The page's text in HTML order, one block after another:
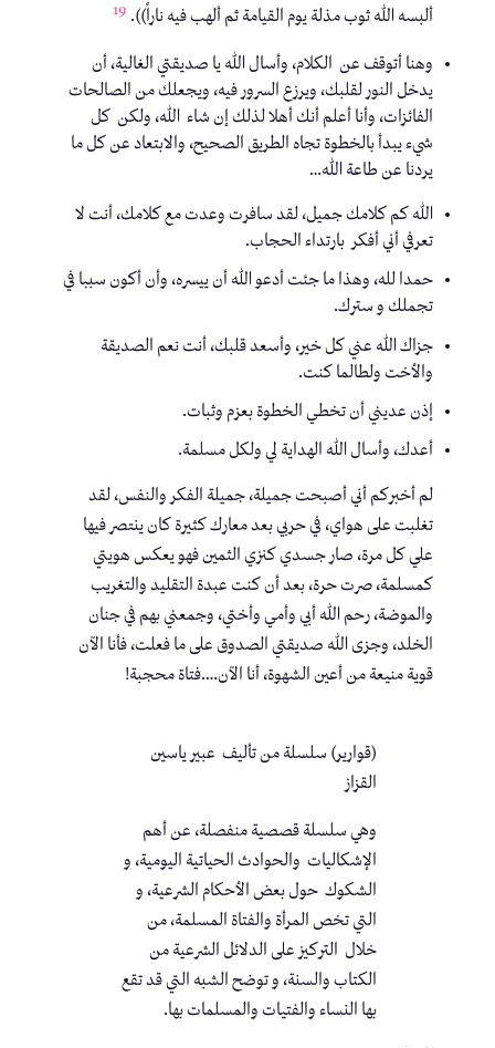
ألبسه الله ثوب مذلة يوم القيامة ثم ألهب فيه ناراً)). 19
وهنا أتوقف عن الكلام، وأسال الله يا صديقتي الغالية، أن
يدخل النور لقلبك، ويرزع السرور فيه، ويجعلك من الصالحات
الفائزات، وأنا أعلم أنك أهلا لذلك إن شاء الله، ولكن كل
شيء يبدأ بالخطوة تجاه الطريق الصحيح، والابتعاد عن كل ما
يردنا عن طاعة الله…
الله كم كلامك جميل، لقد سافرت وعدت مع كلامك، أنت لا
تعرفي أني أفكر بارتداء الحجاب.
حمدا لله، وهذا ما جئت أدعو الله أن ييسره، وأن أكون سببا في
تجملك و سترك.
جزاك الله عني كل خير، وأسعد قلبك، أنت نعم الصديقة
والأخت ولطالما كنت.
إذن عديني أن تخطي الخطوة بعزم وثبات.
أعدك، وأسال الله الهداية لي ولكل مسلمة.
لم أخبركم أني أصبحت جميلة، جميلة الفكر والنفس، لقد
تغلبت على هواي، في حربي بعد معارك كثيرة كان ينتصر فيها
علي كل مرة، صار جسدي كنزي الثمين فهو يعكس هويتي
كمسلمة، صرت حرة، بعد أن كنت عبدة التقليد والتغريب
والموضة، رحم الله أبي وأمي وأختي، وجمعني بهم في جنان
الخلد، وجزى الله صديقتي الصدوق على ما فعلت، فأنا الآن
قوية منيعة من أعين الشهوة، أنا الآن….فتاة محجبة!
(قوارير) سلسلة من تأليف عبير ياسين
القزاز
وهي سلسلة قصصية منفصلة، عن أهم
الإشكاليات والحوادث الحياتية اليومية، و
الشكوك حول بعض الأحكام الشرعية، و
التي تخص المرأة والفتاة المسلمة، من
خلال التركيز على الدلائل الشرعية من
الكتاب والسنة، و توضح الشبه التي قد تقع
بها النساء والفتيات والمسلمات بها.